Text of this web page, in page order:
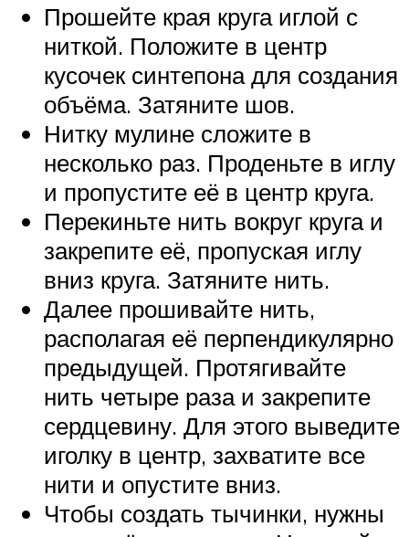
Прошейте края круга иглой с
ниткой. Положите в центр
кусочек синтепона для создания
объёма. Затяните шов.
Нитку мулине сложите в
несколько раз. Проденьте в иглу
и пропустите её в центр круга.
Перекиньте нить вокруг круга и
закрепите её, пропуская иглу
вниз круга. Затяните нить.
Далее прошивайте нить,
располагая её перпендикулярно
предыдущей. Протягивайте
нить четыре раза и закрепите
сердцевину. Для этого выведите
иголку в центр, захватите все
нити и опустите вниз.
Чтобы создать тычинки, нужны